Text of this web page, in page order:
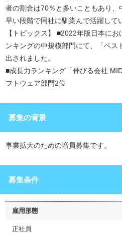
者の割合は70％と多いこともあり
早い段階で同社に馴染んで活躍して
【トピックス】 ■2022年版日本に
ンキングの中規模部門にて、「ベス
出されました。
■成長力ランキング「伸びる会社
フトウェア部門2位
募集の背景
事業拡大のための増員募集です。
募集条件
雇用形態
正社員